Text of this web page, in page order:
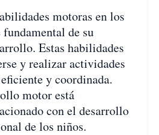
motoras en los
de su
Estas habilidades
y realizar actividades
y coordinada.
motor está
con el desarrollo
de los niños.